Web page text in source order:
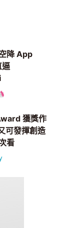
降 App
逼
獲獎作
可發揮創造
看